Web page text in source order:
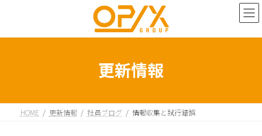
ン
ー
更新情報
HOME 更新情報 社員ブログ 情報収集と試行錯誤